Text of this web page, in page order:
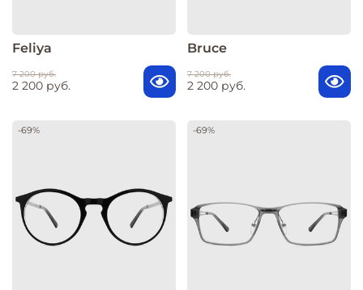
Feliya
7 200 руб.
2 200 руб.
Bruce
7 200 руб.
2 200 руб.
-69% -69%